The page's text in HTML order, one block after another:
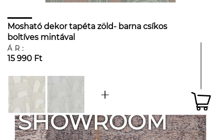
Mosható dekor tapéta zöld- barna csíkos
boltíves mintával
ÁR:
15 990 Ft
SHOWROOM